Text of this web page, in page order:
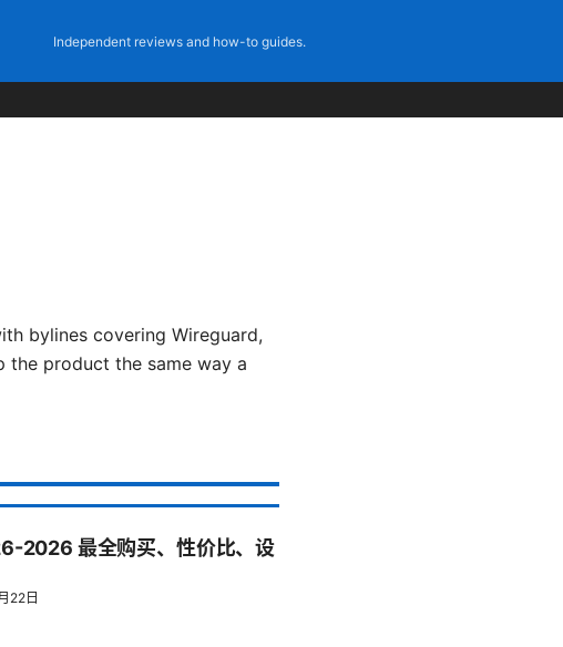
Independent reviews and how-to guides.
bylines covering Wireguard,
the product the same way a
2026 最全购买、性价比、设
22日